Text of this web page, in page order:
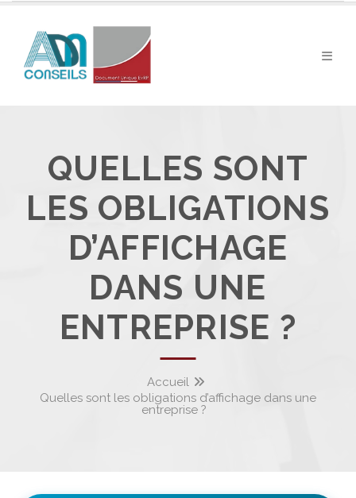
QUELLES SONT
LES OBLIGATIONS
D’AFFICHAGE
DANS UNE
ENTREPRISE ?
Accueil
Quelles sont les obligations d’affichage dans une
entreprise ?